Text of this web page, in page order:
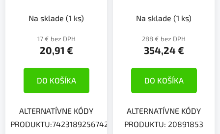
Na sklade (1 ks)
17 € bez DPH
20,91 €
DO KOŠÍKA
ALTERNATÍVNE KÓDY
Na sklade (1 ks)
288 € bez DPH
354,24 €
DO KOŠÍKA
ALTERNATÍVNE KÓDY
PRODUKTU: 20891853